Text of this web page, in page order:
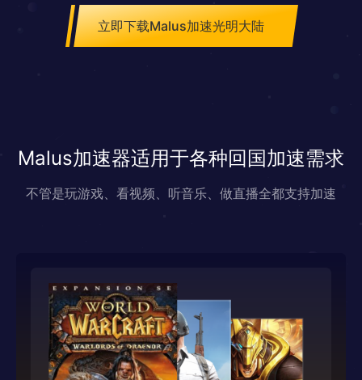
立即下载Malus加速光明大陆
Malus加速器适用于各种回国加速需求
不管是玩游戏、看视频、听音乐、做直播全都支持加速